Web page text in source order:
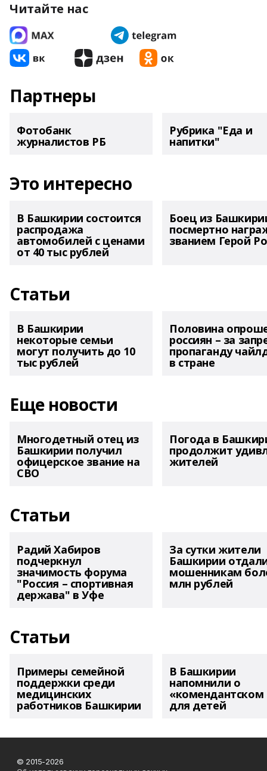
Читайте нас
Партнеры
Фотобанк
журналистов РБ
Рубрика "Еда и
напитки"
Это интересно
В Башкирии состоится
распродажа
автомобилей с ценами
от 40 тыс рублей
Боец из
посмертно
званием Герой
Статьи
В Башкирии
некоторые семьи
могут получить до 10
тыс рублей
Половина
россиян – за
пропаганду
в стране
Еще новости
Многодетный отец из
Башкирии получил
офицерское звание на
СВО
Погода в
продолжит
жителей
Статьи
Радий Хабиров
подчеркнул
значимость форума
"Россия – спортивная
держава" в Уфе
За сутки жители
Башкирии
мошенникам
млн рублей
Статьи
Примеры семейной
поддержки среди
медицинских
работников Башкирии
В Башкирии
напомнили о
«комендантском
для детей
© 2015-2026